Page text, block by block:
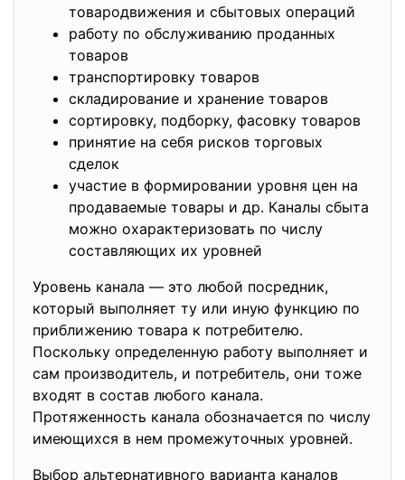
товародвижения и сбытовых операций
работу по обслуживанию проданных
товаров
транспортировку товаров
складирование и хранение товаров
сортировку, подборку, фасовку товаров
принятие на себя рисков торговых
сделок
участие в формировании уровня цен на
продаваемые товары и др. Каналы сбыта
можно охарактеризовать по числу
составляющих их уровней
Уровень канала — это любой посредник,
который выполняет ту или иную функцию по
приближению товара к потребителю.
Поскольку определенную работу выполняет и
сам производитель, и потребитель, они тоже
входят в состав любого канала.
Протяженность канала обозначается по числу
имеющихся в нем промежуточных уровней.
Выбор альтернативного варианта каналов